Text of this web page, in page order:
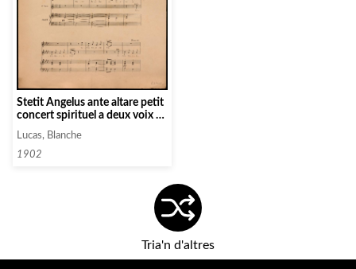
Stetit Angelus ante altare petit
concert spirituel a deux voix de
Lucas, Blanche
1902
Tria'n d'altres